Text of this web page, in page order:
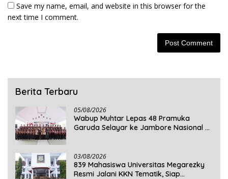
Save my name, email, and website in this browser for the
next time I comment.
Berita Terbaru
05/08/2026
Wabup Muhtar Lepas 48 Pramuka
Garuda Selayar ke Jambore Nasional XII
03/08/2026
839 Mahasiswa Universitas Megarezky
Resmi Jalani KKN Tematik, Siap